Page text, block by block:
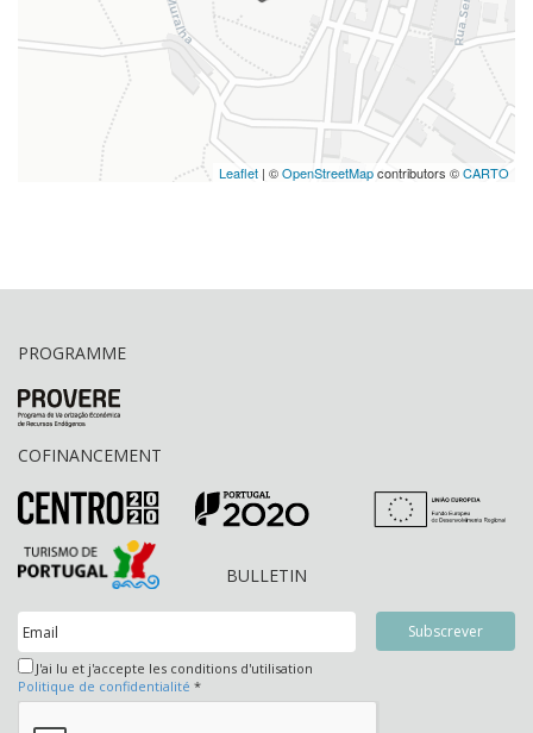
Leaflet | ©OpenStreetMapcontributors ©CARTO
PROGRAMME
COFINANCEMENT
BULLETIN
J'ai lu et j'accepte les conditions d'utilisation
Politique de confidentialité *